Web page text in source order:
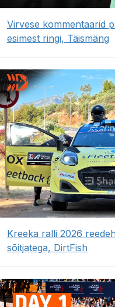
Virvese kommentaarid
esimest ringi, Täismäng
Kreeka ralli 2026
sõitjatega, DirtFish